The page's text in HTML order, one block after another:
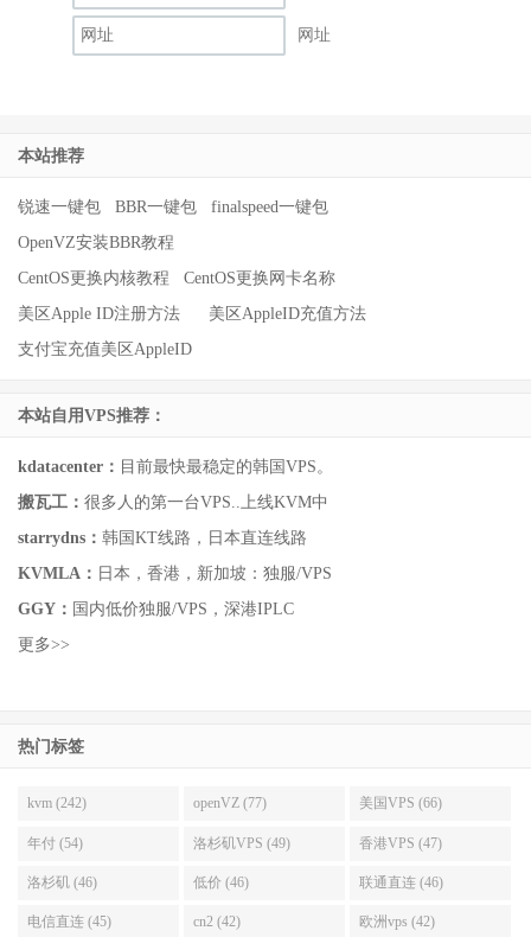
网址
本站推荐
锐速一键包 BBR一键包
finalspeed一键包
OpenVZ安装BBR教程
CentOS更换内核教程
CentOS更换网卡名称
美区Apple ID注册方法
美区AppleID充值方法
支付宝充值美区AppleID
本站自用VPS推荐：
kdatacenter： 目前最快最稳定的韩国VPS。
搬瓦工： 很多人的第一台VPS..上线KVM中
starrydns： 韩国KT线路，日本直连线路
KVMLA： 日本，香港，新加坡：独服/VPS
GGY： 国内低价独服/VPS，深港IPLC
更多>>
热门标签
kvm (242) openVZ (77) 美国VPS (66)
年付 (54) 洛杉矶VPS (49) 香港VPS (47)
洛杉矶 (46) 低价 (46) 联通直连 (46)
电信直连 (45) cn2 (42) 欧洲vps (42)